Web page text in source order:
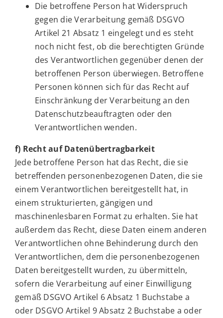
Die betroffene Person hat Widerspruch
gegen die Verarbeitung gemäß DSGVO
Artikel 21 Absatz 1 eingelegt und es steht
noch nicht fest, ob die berechtigten Gründe
des Verantwortlichen gegenüber denen der
betroffenen Person überwiegen. Betroffene
Personen können sich für das Recht auf
Einschränkung der Verarbeitung an den
Datenschutzbeauftragten oder den
Verantwortlichen wenden.
f) Recht auf Datenübertragbarkeit
Jede betroffene Person hat das Recht, die sie
betreffenden personenbezogenen Daten, die sie
einem Verantwortlichen bereitgestellt hat, in
einem strukturierten, gängigen und
maschinenlesbaren Format zu erhalten. Sie hat
außerdem das Recht, diese Daten einem anderen
Verantwortlichen ohne Behinderung durch den
Verantwortlichen, dem die personenbezogenen
Daten bereitgestellt wurden, zu übermitteln,
sofern die Verarbeitung auf einer Einwilligung
gemäß DSGVO Artikel 6 Absatz 1 Buchstabe a
oder DSGVO Artikel 9 Absatz 2 Buchstabe a oder